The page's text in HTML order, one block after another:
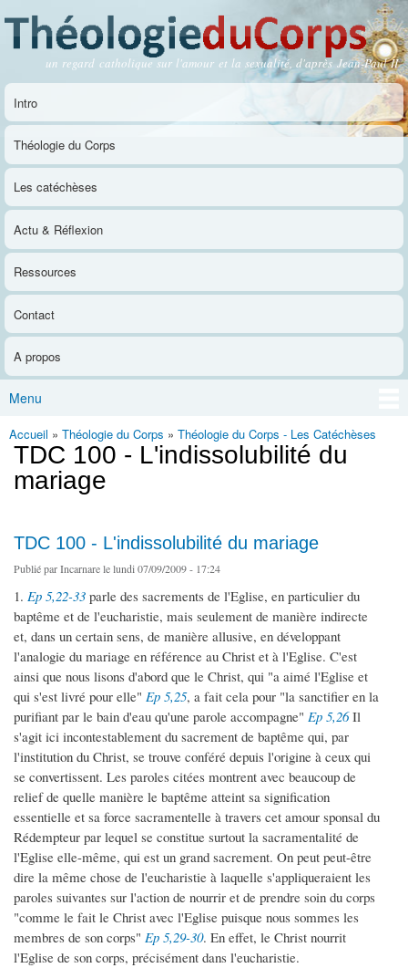
contenu
principal
Théologie du Corps
un regard catholique sur l'amour et la sexualité, d'après Jean-Paul II
Menu principal
Intro
Théologie du Corps
Les catéchèses
Actu & Réflexion
Ressources
Contact
A propos
Menu
Vous êtes ici
Accueil » Théologie du Corps » Théologie du Corps - Les Catéchèses
TDC 100 - L'indissolubilité du
mariage
TDC 100 - L'indissolubilité du mariage
Publié parIncarnarele lundi 07/09/2009 - 17:24
1. Ep 5,22-33 parle des sacrements de l'Eglise, en particulier du
baptême et de l'eucharistie, mais seulement de manière indirecte
et, dans un certain sens, de manière allusive, en développant
l'analogie du mariage en référence au Christ et à l'Eglise. C'est
ainsi que nous lisons d'abord que le Christ, qui "a aimé l'Eglise et
qui s'est livré pour elle" Ep 5,25, a fait cela pour "la sanctifier en la
purifiant par le bain d'eau qu'une parole accompagne" Ep 5,26Il
s'agit ici incontestablement du sacrement de baptême qui, par
l'institution du Christ, se trouve conféré depuis l'origine à ceux qui
se convertissent. Les paroles citées montrent avec beaucoup de
relief de quelle manière le baptême atteint sa signification
essentielle et sa force sacramentelle à travers cet amour sponsal du
Rédempteur par lequel se constitue surtout la sacramentalité de
l'Eglise elle-même, qui est un grand sacrement. On peut peut-être
dire la même chose de l'eucharistie à laquelle s'appliqueraient les
paroles suivantes sur l'action de nourrir et de prendre soin du corps
"comme le fait le Christ avec l'Eglise puisque nous sommes les
membres de son corps" Ep 5,29-30. En effet, le Christ nourrit
l'Eglise de son corps, précisément dans l'eucharistie.